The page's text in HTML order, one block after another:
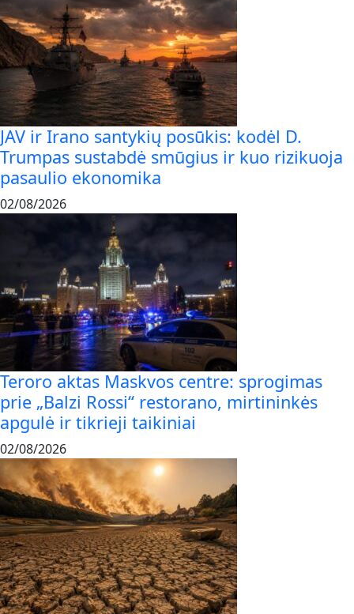
JAV ir Irano santykių posūkis: kodėl D.
Trumpas sustabdė smūgius ir kuo rizikuoja
pasaulio ekonomika
02/08/2026
Teroro aktas Maskvos centre: sprogimas
prie „Balzi Rossi“ restorano, mirtininkės
apgulė ir tikrieji taikiniai
02/08/2026